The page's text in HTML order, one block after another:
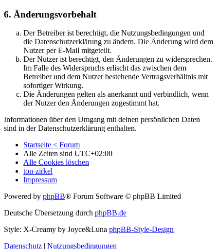
6. Änderungsvorbehalt
Der Betreiber ist berechtigt, die Nutzungsbedingungen und
die Datenschutzerklärung zu ändern. Die Änderung wird dem
Nutzer per E-Mail mitgeteilt.
Der Nutzer ist berechtigt, den Änderungen zu widersprechen.
Im Falle des Widerspruchs erlischt das zwischen dem
Betreiber und dem Nutzer bestehende Vertragsverhältnis mit
sofortiger Wirkung.
Die Änderungen gelten als anerkannt und verbindlich, wenn
der Nutzer den Änderungen zugestimmt hat.
Informationen über den Umgang mit deinen persönlichen Daten
sind in der Datenschutzerklärung enthalten.
Startseite < Forum
Alle Zeiten sind UTC+02:00
Alle Cookies löschen
ton-zirkel
Impressum
Powered by phpBB® Forum Software © phpBB Limited
Deutsche Übersetzung durch phpBB.de
Style: X-Creamy by Joyce&Luna phpBB-Style-Design
Datenschutz | Nutzungsbedingungen